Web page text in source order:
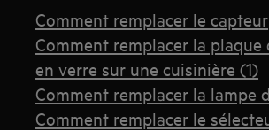
Comment remplacer le capteur
Comment remplacer la plaque
en verre sur une cuisinière (1)
Comment remplacer la lampe
Comment remplacer le